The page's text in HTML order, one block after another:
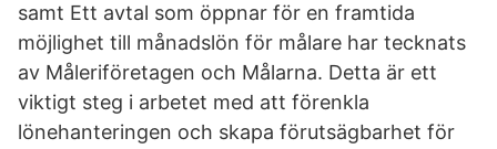
samt Ett avtal som öppnar för en framtida
möjlighet till månadslön för målare har tecknats
av Måleriföretagen och Målarna. Detta är ett
viktigt steg i arbetet med att förenkla
lönehanteringen och skapa förutsägbarhet för